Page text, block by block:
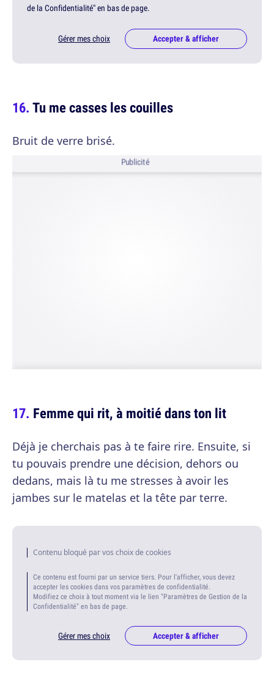
de la Confidentialité" en bas de page.
Gérer mes choix Accepter & afficher
Tu me casses les couilles
Bruit de verre brisé.
Publicité
Femme qui rit, à moitié dans ton lit
Déjà je cherchais pas à te faire rire. Ensuite, si
tu pouvais prendre une décision, dehors ou
dedans, mais là tu me stresses à avoir les
jambes sur le matelas et la tête par terre.
Contenu bloqué par vos choix de cookies
Ce contenu est fourni par un service tiers. Pour l'afficher, vous devez
accepter les cookies dans vos paramètres de confidentialité.
Modifiez ce choix à tout moment via le lien "Paramètres de Gestion de la
Confidentialité" en bas de page.
Gérer mes choix Accepter & afficher